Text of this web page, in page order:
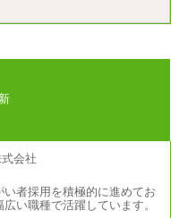
新
者採用を積極的に進めてお
い職種で活躍しています。